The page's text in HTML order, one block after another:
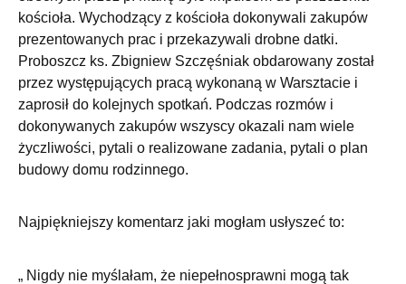
kościoła. Wychodzący z kościoła dokonywali zakupów
prezentowanych prac i przekazywali drobne datki.
Proboszcz ks. Zbigniew Szczęśniak obdarowany został
przez występujących pracą wykonaną w Warsztacie i
zaprosił do kolejnych spotkań. Podczas rozmów i
dokonywanych zakupów wszyscy okazali nam wiele
życzliwości, pytali o realizowane zadania, pytali o plan
budowy domu rodzinnego.
Najpiękniejszy komentarz jaki mogłam usłyszeć to:
„ Nigdy nie myślałam, że niepełnosprawni mogą tak